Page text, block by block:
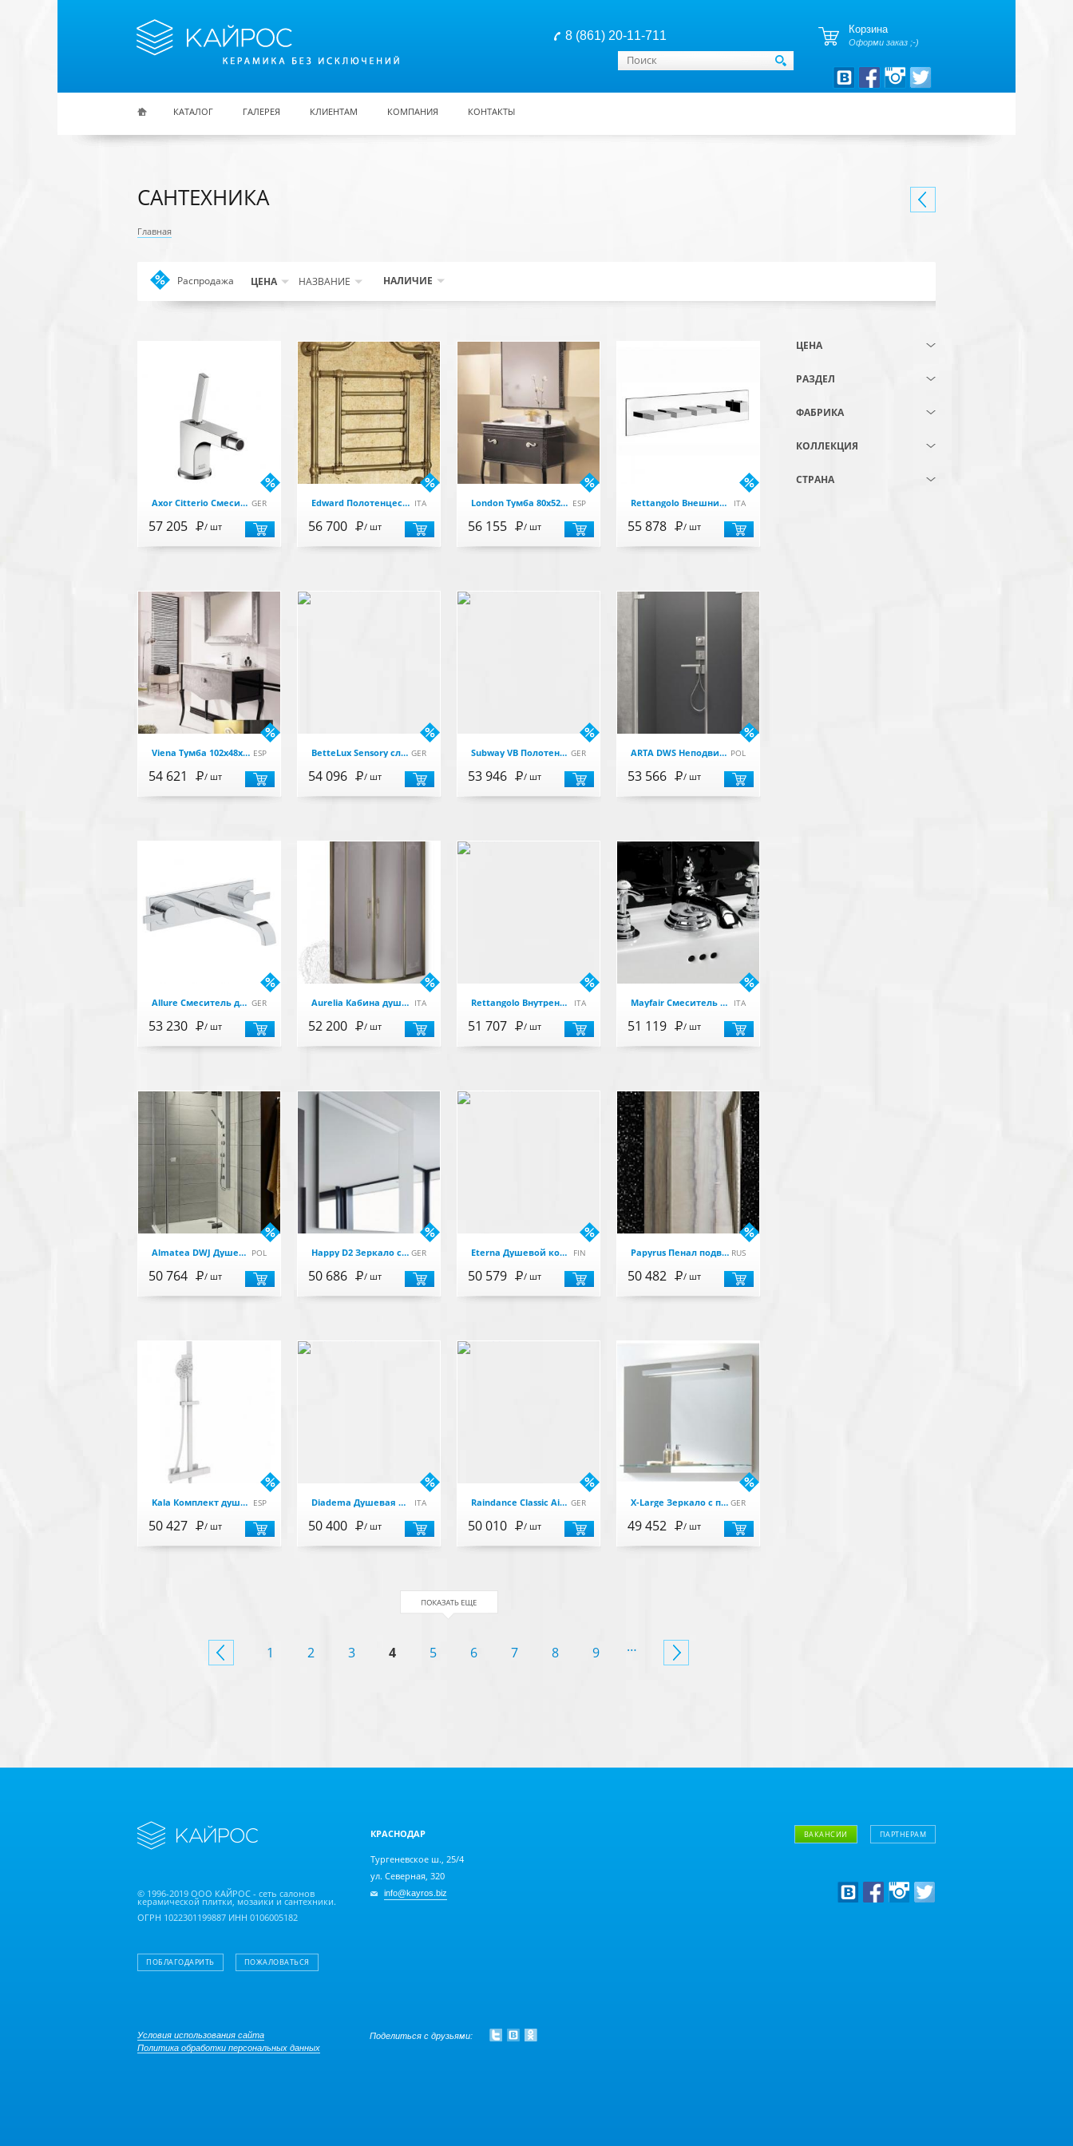
8 (861) 20-11-711 Корзина
Оформи заказ ;-)
Форма поиска
Поиск
КАТАЛОГ ГАЛЕРЕЯ КЛИЕНТАМ КОМПАНИЯ КОНТАКТЫ
САНТЕХНИКА
Главная
Распродажа Apply
Распродажа
ЦЕНА НАЗВАНИЕ НАЛИЧИЕ
Axor Citterio Смеситель для биде, 90мм, цвет хром GER
57 205 Р/ шт
Edward Полотенцесушитель водяной 700/800х600/650 см, бронза ITA
56 700 Р/ шт
London Тумба 80х52х90 с одним выдвижным ящиком, патина чернзолото (11) ESP
56 155 Р/ шт
Rettangolo Внешние части для термостатического смесителя,хром ITA
55 878 Р/ шт
Viena Тумба 102х48х90 с одним выдвижным ящиком, черный глянец/золото ESP
54 621 Р/ шт
BetteLux Sensory слив с функ.перелива с помощью датчика давления, 12 В, цвет хром GER
54 096 Р/ шт
Subway VB Полотенцесушитель 1300х450мм ГВС, цвет нержавеющая сталь GER
53 946 Р/ шт
ARTA DWS Неподвижная стенка 315 R POL
53 566 Р/ шт
Allure Смеситель для раковины, из стены, цвет хром быв 20193000 GER
53 230 Р/ шт
Aurelia Кабина душевая 90см,раздвиж створки, стекло прозр, профиль брон(ML.AUR-22.090.TR.BR) ITA
52 200 Р/ шт
Rettangolo Внутренняя часть для термостатического смесителя,хром ITA
51 707 Р/ шт
Mayfair Смеситель для раковины с 3 отв.цвет хром ITA
51 119 Р/ шт
Almatea DWJ Душевое ограждение 1200х90x1950, стекло прозрачное 6мм, профиль хром, правое POL
50 764 Р/ шт
Happy D2 Зеркало с подсветкой 800 мм, лен GER
50 686 Р/ шт
Eterna Душевой комплект с термостатом для ванны, верхним душем, 3V, черный FIN
50 579 Р/ шт
Papyrus Пенал подвесной 35 х 133 х 22 см, светлое дерево RUS
50 482 Р/ шт
Kala Комплект душевой системыверхний душ, ручной душ, термостат, кронштейн, шланг, держатель, белый ESP
50 427 Р/ шт
Diadema Душевая угл.кабина 100х100 H195 см, стекл прозр./декор, дверь расп. лев.ML.DDM-22.810.TR.SX. ITA
50 400 Р/ шт
Raindance Classic Air Верхний душ 240мм,держатель 383мм, хром GER
50 010 Р/ шт
X-Large Зеркало с подсветкой 100x80см, цвет белый GER
49 452 Р/ шт
СТРАНИЦЫ 1 2 3 4 5 6 7 8 9 …
ЦЕНА
РАЗДЕЛ
ФАБРИКА
КОЛЛЕКЦИЯ
СТРАНА
© 1996-2019 ООО КАЙРОС - сеть салонов
керамической плитки, мозаики и сантехники.
ОГРН 1022301199887 ИНН 0106005182
ПОБЛАГОДАРИТЬ ПОЖАЛОВАТЬСЯ
КРАСНОДАР
Тургеневское ш., 25/4
ул. Северная, 320
info@kayros.biz
ВАКАНСИИ ПАРТНЕРАМ
Оптовым клиентам
Условия использования сайта
Политика обработки персональных данных
Поделиться с друзьями: